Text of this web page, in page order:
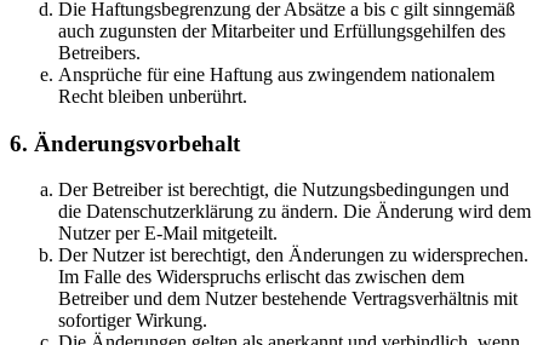
Die Haftungsbegrenzung der Absätze a bis c gilt sinngemäß
auch zugunsten der Mitarbeiter und Erfüllungsgehilfen des
Betreibers.
Ansprüche für eine Haftung aus zwingendem nationalem
Recht bleiben unberührt.
6. Änderungsvorbehalt
Der Betreiber ist berechtigt, die Nutzungsbedingungen und
die Datenschutzerklärung zu ändern. Die Änderung wird dem
Nutzer per E-Mail mitgeteilt.
Der Nutzer ist berechtigt, den Änderungen zu widersprechen.
Im Falle des Widerspruchs erlischt das zwischen dem
Betreiber und dem Nutzer bestehende Vertragsverhältnis mit
sofortiger Wirkung.